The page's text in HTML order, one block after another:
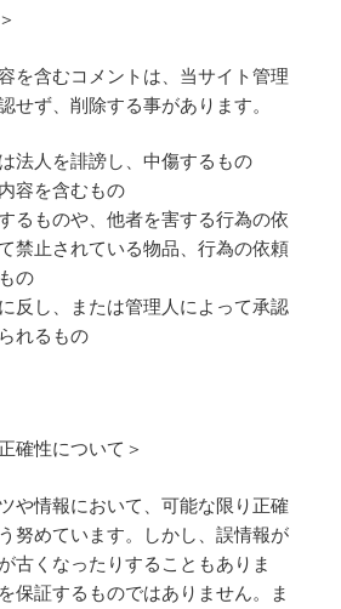
を含むコメントは、当サイト管理
せず、削除する事があります。
法人を誹謗し、中傷するもの
容を含むもの
るものや、他者を害する行為の依
禁止されている物品、行為の依頼
の
反し、または管理人によって承認
れるもの
確性について＞
や情報において、可能な限り正確
努めています。しかし、誤情報が
古くなったりすることもありま
保証するものではありません。ま